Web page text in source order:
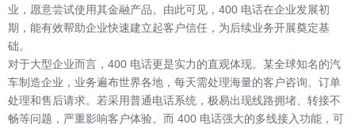
业，愿意尝试使用其金融产品。由此可见，400 电话在企业发展初
期，能有效帮助企业快速建立起客户信任，为后续业务开展奠定基
础。
对于大型企业而言，400 电话更是实力的直观体现。某全球知名的汽
车制造企业，业务遍布世界各地，每天需处理海量的客户咨询、订单
处理和售后请求。若采用普通电话系统，极易出现线路拥堵、转接不
畅等问题，严重影响客户体验。而 400 电话强大的多线接入功能，可